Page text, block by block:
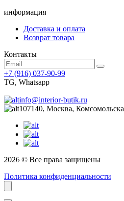
информация
Доставка и оплата
Возврат товара
Контакты
+7 (916) 037-90-99
TG, Whatsapp
info@interior-butik.ru
107140, Москва,
2026 © Все права защищены
Политика конфиденциальности